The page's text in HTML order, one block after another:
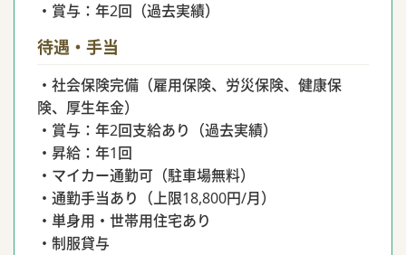
・賞与：年2回（過去実績）
待遇・手当
・社会保険完備（雇用保険、労災保険、健康保
険、厚生年金）
・賞与：年2回支給あり（過去実績）
・昇給：年1回
・マイカー通勤可（駐車場無料）
・通勤手当あり（上限18,800円/月）
・単身用・世帯用住宅あり
・制服貸与